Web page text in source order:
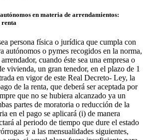
en materia de arrendamientos:
renta
persona física o jurídica que cumpla con
autónomos o pymes recogidos en la norma,
cuando éste sea una empresa o
vivienda, un gran tenedor, en el plazo de 1
en vigor de este Real Decreto- Ley, la
de la renta, que deberá ser aceptada por
que no se hubiera alcanzado ya un
partes de moratoria o reducción de la
en el pago se aplicará (i) de manera
al periodo de tiempo que dure el estado
y a las mensualidades siguientes,